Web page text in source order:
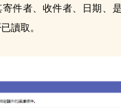
件者、收件者、日期、
讀取。